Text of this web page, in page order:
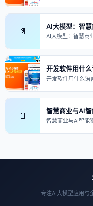
📄 AI大模型：智
AI大模型：智慧商
开发软件用什么
开发软件用什么
📄 智慧商业与AI
智慧商业与AI智能
专注AI大模型应用与